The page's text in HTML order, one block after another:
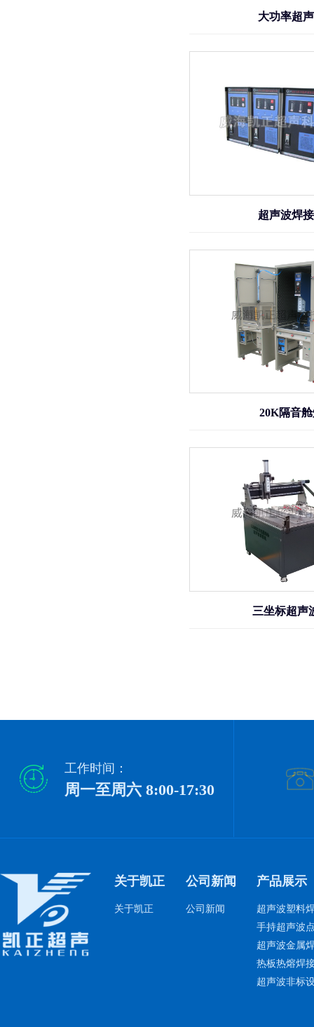
大功率超
超声波焊
20K隔音
三坐标超声
工作时间：
周一至周六 8:00-17:30
关于凯正
关于凯正
公司新闻
公司新闻
产品展示
超声波塑料
手持超声波
超声波金属
热板热熔焊
超声波非标